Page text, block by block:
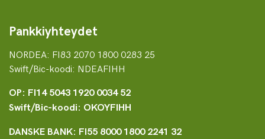
Pankkiyhteydet
NORDEA: FI83 2070 1800 0283 25
Swift/Bic-koodi: NDEAFIHH
OP: FI14 5043 1920 0034 52
Swift/Bic-koodi: OKOYFIHH
DANSKE BANK: FI55 8000 1800 2241 32